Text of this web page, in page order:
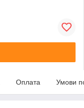
Оплата Умови